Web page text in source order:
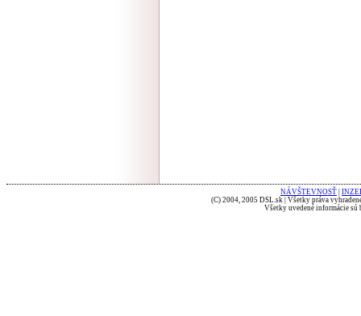
NÁVŠTEVNOSŤ
(C) 2004, 2005 DSL.sk | Všetky práva
Všetky uvedené informácie sú